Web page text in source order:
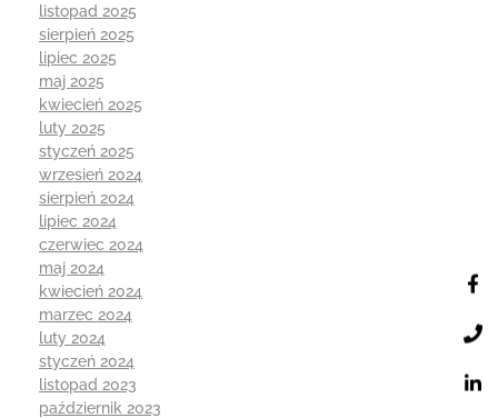
listopad 2025
sierpień 2025
lipiec 2025
maj 2025
kwiecień 2025
luty 2025
styczeń 2025
wrzesień 2024
sierpień 2024
lipiec 2024
czerwiec 2024
maj 2024
kwiecień 2024
marzec 2024
luty 2024
styczeń 2024
listopad 2023
październik 2023